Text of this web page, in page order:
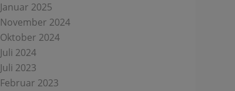
Januar 2025
November 2024
Oktober 2024
Juli 2024
Juli 2023
Februar 2023